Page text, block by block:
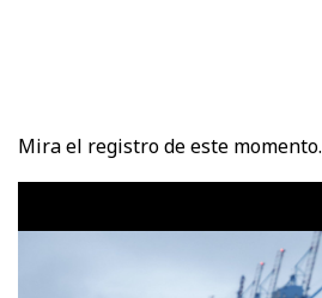
Mira el registro de este momento.